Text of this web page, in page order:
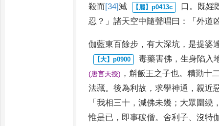
殺而 [34]滅 口 。 既婬
忍 ？」諸天空中隨聲唱曰 ：「外道
伽藍東百餘步 ，有大深坑 ， 是提婆
毒藥害佛 ，生身陷入
(唐言天授) ，斛飯王之子也。精勤十
法藏。後為利故 ，求學神通 ，親近
「我相三十 ，減佛未幾 ； 大眾圍繞
惟是已 ， 即事破僧。舍利子、沒特